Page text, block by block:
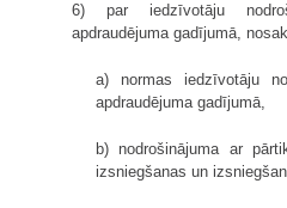
6) par iedzīvotāju
apdraudējuma gadījumā,
a) normas iedzīvotāju
apdraudējuma gadījumā,
b) nodrošinājuma ar
izsniegšanas un